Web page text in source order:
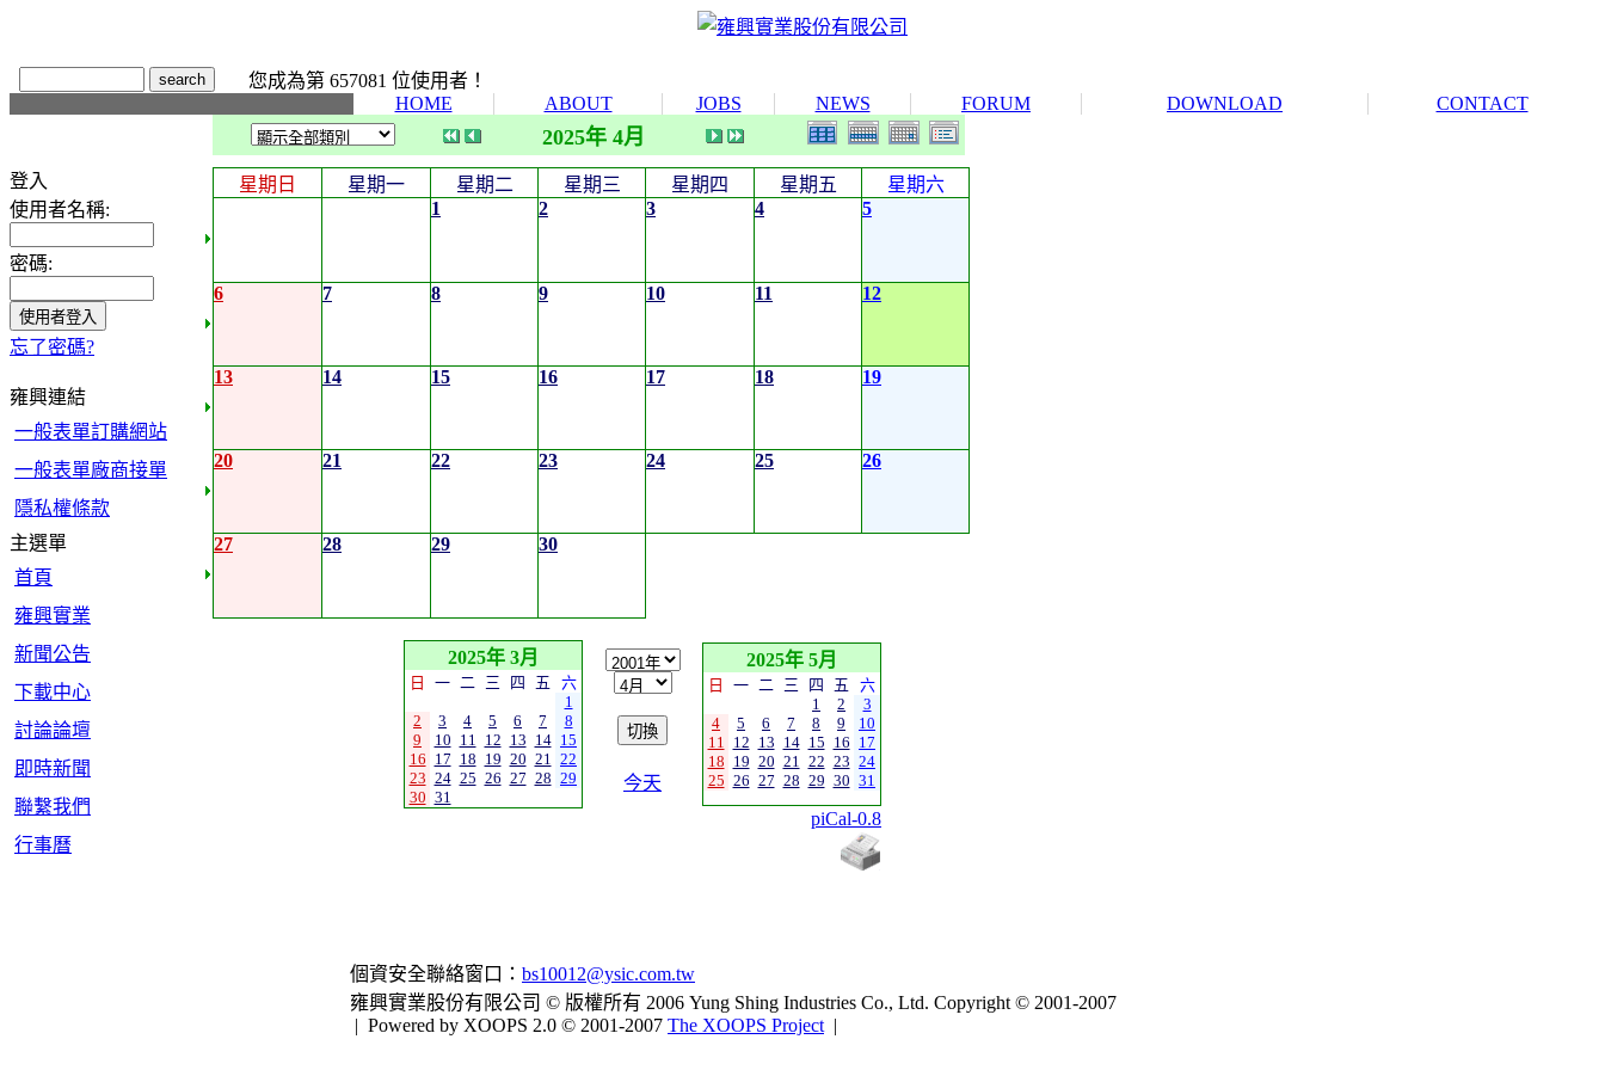
您成為第 657081 位使用者！
HOME
ABOUT JOBS NEWS FORUM DOWNLOAD CONTACT
登入
使用者名稱:
密碼:
忘了密碼?
雍興連結
一般表單訂購網站
一般表單廠商接單
隱私權條款
主選單
首頁
雍興實業
新聞公告
下載中心
討論論壇
即時新聞
聯繫我們
行事曆
2025年 4月
星期日 星期一 星期二 星期三 星期四 星期五
星期六
1
2 3 4 5
6 7 8 9 10 11 12
13 14 15 16 17 18 19
20 21 22 23 24 25 26
27 28 29 30
2025年 3月
日 一 二 三 四 五
六
1
2
3 4 5 6 7
8
9
10 11 12 13 14 15
16 17 18 19 20 21 22
23 24 25 26 27 28 29
30 31
今天
2025年 5月
日 一 二 三 四 五
六
1
2
3
4
5 6 7 8 9
10
11 12 13 14 15 16 17
18 19 20 21 22 23 24
25 26 27 28 29 30 31
piCal-0.8
個資安全聯絡窗口： bs10012@ysic.com.tw
雍興實業股份有限公司 © 版權所有 2006 Yung Shing Industries Co., Ltd. Copyright © 2001-2007
| Powered by XOOPS 2.0 © 2001-2007 The XOOPS Project |